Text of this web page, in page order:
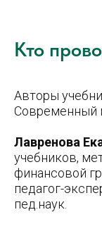
Кто
Авторы
Современный
Лавренова
учебников,
финансовой
педагог-
пед.наук.